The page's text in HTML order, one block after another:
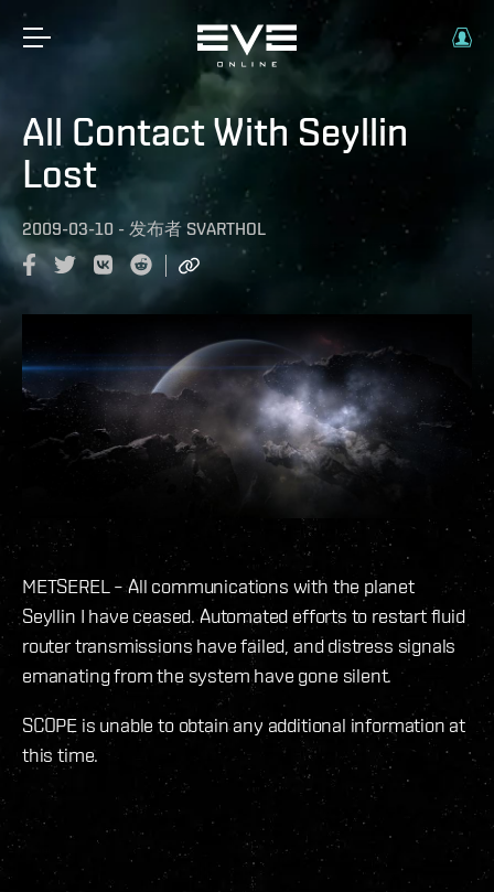
All Contact With Seyllin
Lost
2009-03-10 - 发布者 SVARTHOL
METSEREL – All communications with the planet
Seyllin I have ceased. Automated efforts to restart fluid
router transmissions have failed, and distress signals
emanating from the system have gone silent.
SCOPE is unable to obtain any additional information at
this time.